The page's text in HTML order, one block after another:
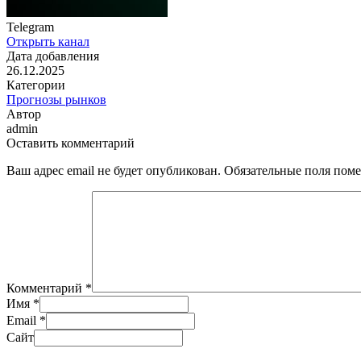
Telegram
Открыть канал
Дата добавления
26.12.2025
Категории
Прогнозы рынков
Автор
admin
Оставить комментарий
Ваш адрес email не будет опубликован. Обязательные поля
Комментарий *
Имя *
Email *
Сайт